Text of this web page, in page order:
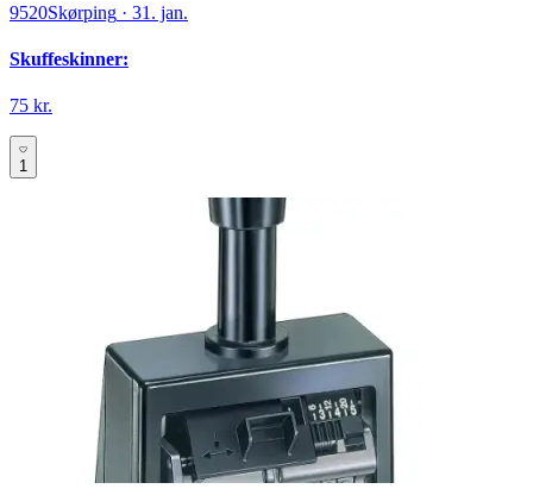
9520Skørping · 31. jan.
Skuffeskinner:
75 kr.
1